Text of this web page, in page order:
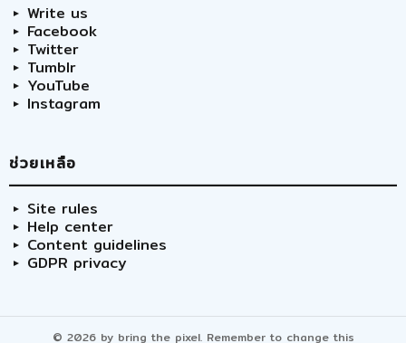
Write us
Facebook
Twitter
Tumblr
YouTube
Instagram
ช่วยเหลือ
Site rules
Help center
Content guidelines
GDPR privacy
© 2026 by bring the pixel. Remember to change this